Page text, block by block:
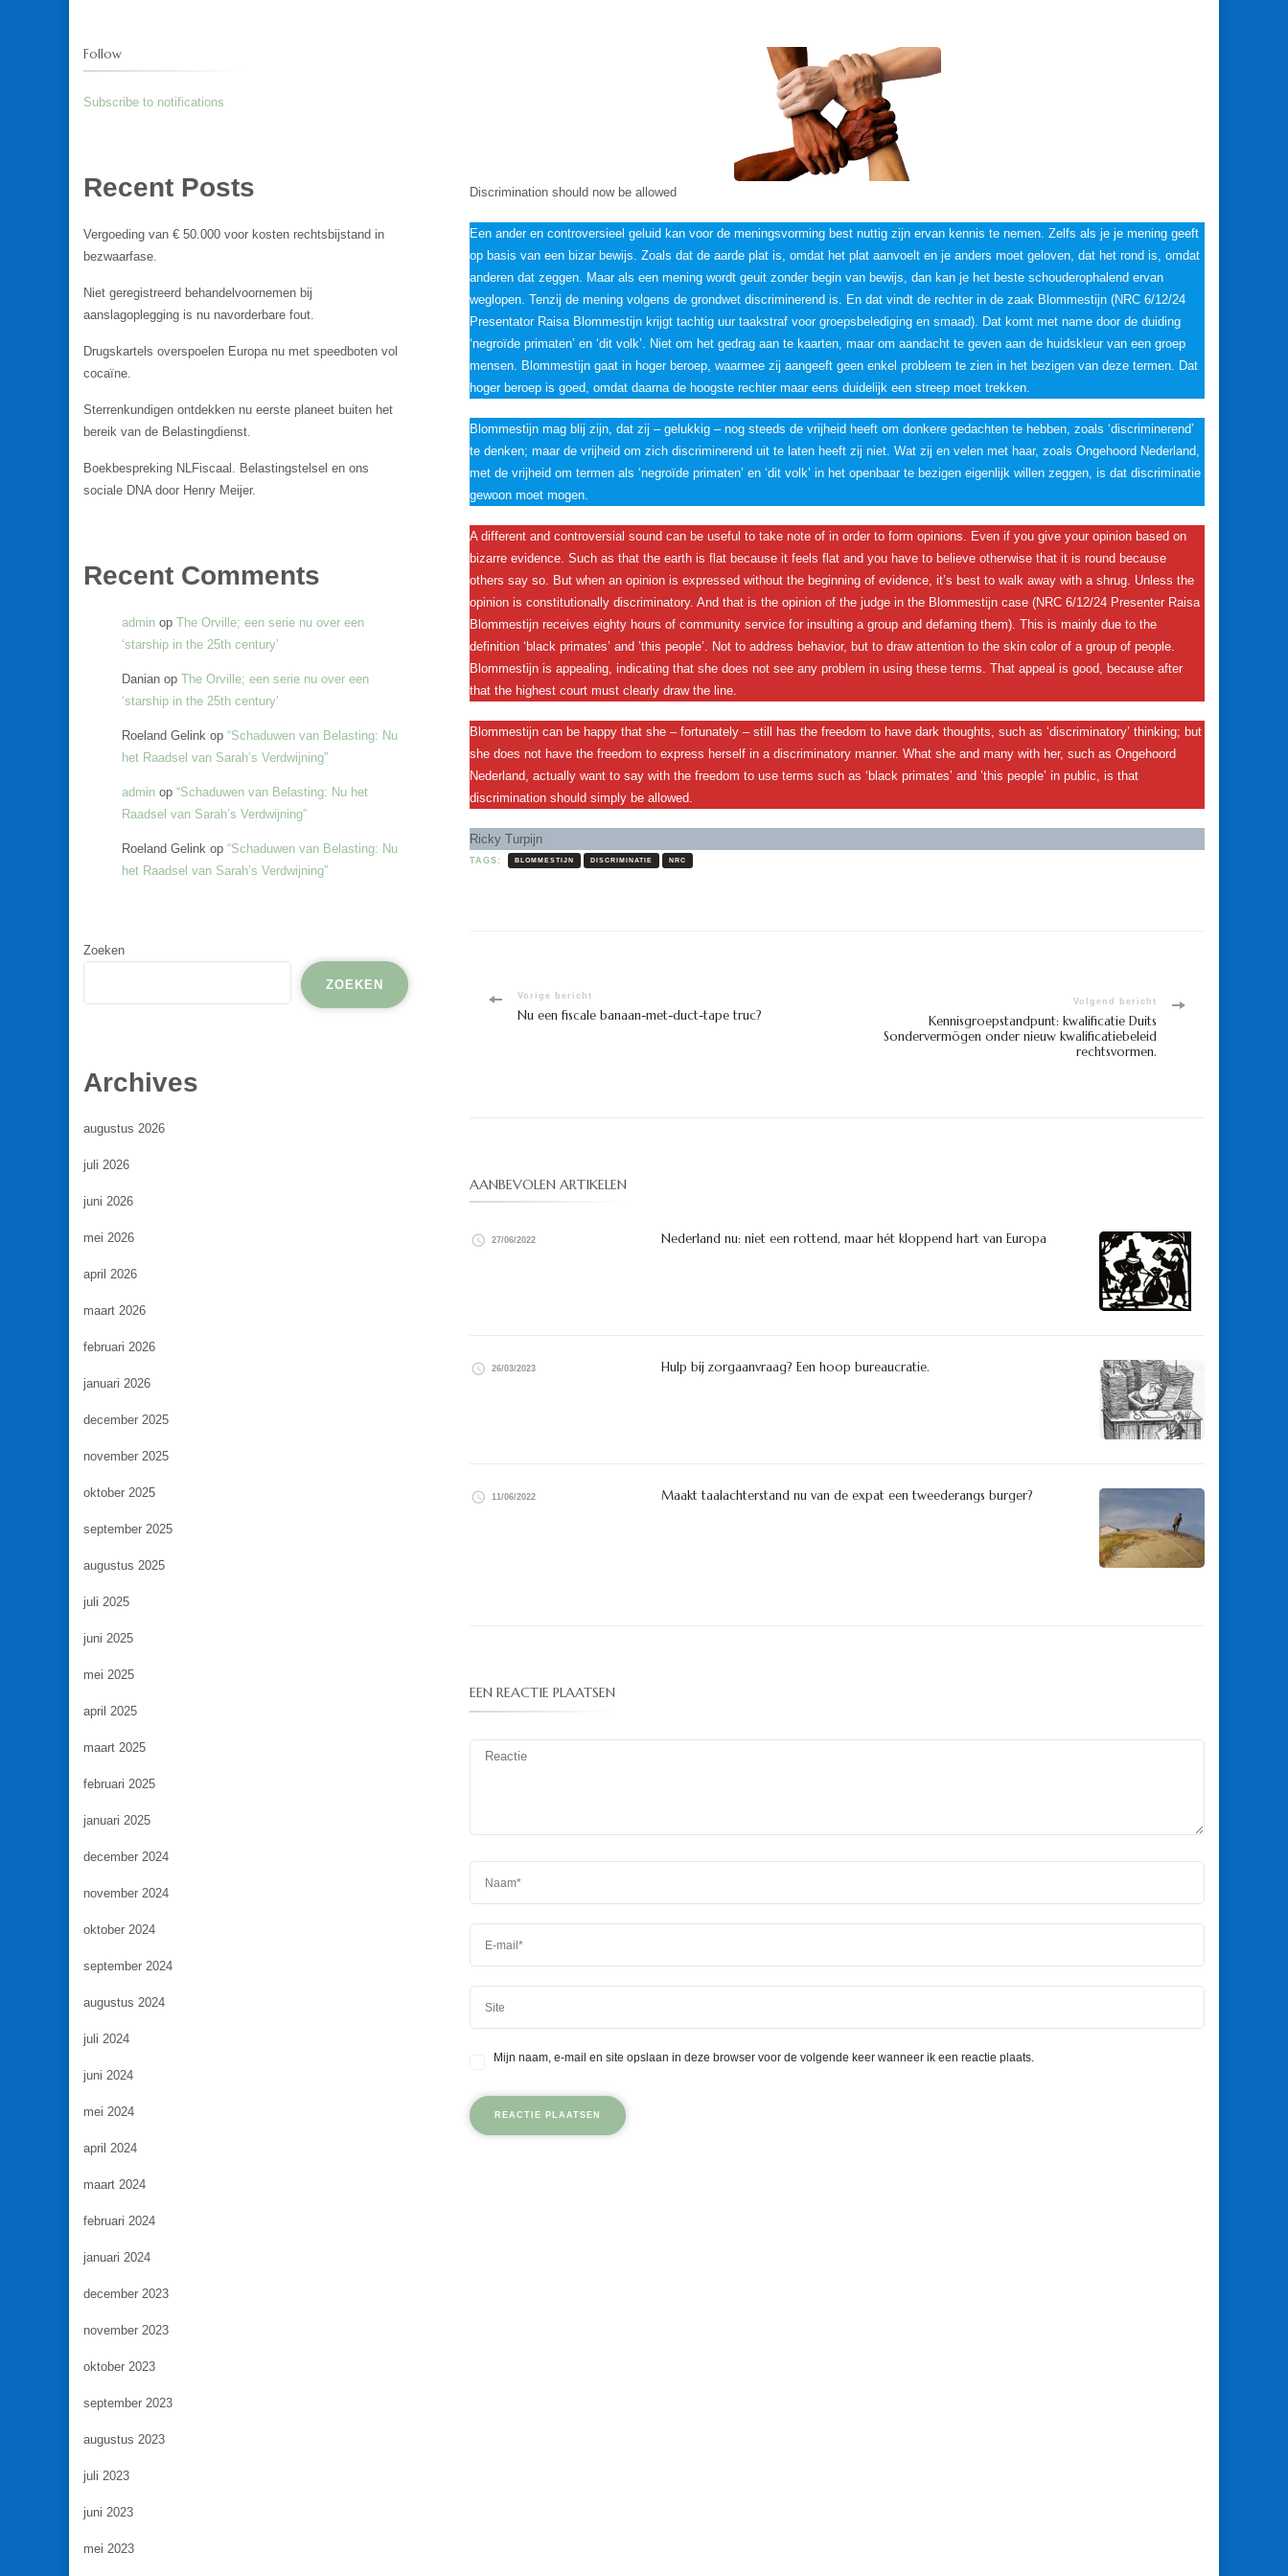
Discrimination should now be allowed
Een ander en controversieel geluid kan voor de meningsvorming best nuttig zijn ervan kennis te nemen. Zelfs als je je mening geeft
op basis van een bizar bewijs. Zoals dat de aarde plat is, omdat het plat aanvoelt en je anders moet geloven, dat het rond is, omdat
anderen dat zeggen. Maar als een mening wordt geuit zonder begin van bewijs, dan kan je het beste schouderophalend ervan
weglopen. Tenzij de mening volgens de grondwet discriminerend is. En dat vindt de rechter in de zaak Blommestijn (NRC 6/12/24
Presentator Raisa Blommestijn krijgt tachtig uur taakstraf voor groepsbelediging en smaad). Dat komt met name door de duiding
‘negroïde primaten’ en ‘dit volk’. Niet om het gedrag aan te kaarten, maar om aandacht te geven aan de huidskleur van een groep
mensen. Blommestijn gaat in hoger beroep, waarmee zij aangeeft geen enkel probleem te zien in het bezigen van deze termen. Dat
hoger beroep is goed, omdat daarna de hoogste rechter maar eens duidelijk een streep moet trekken.
Blommestijn mag blij zijn, dat zij – gelukkig – nog steeds de vrijheid heeft om donkere gedachten te hebben, zoals ‘discriminerend’
te denken; maar de vrijheid om zich discriminerend uit te laten heeft zij niet. Wat zij en velen met haar, zoals Ongehoord Nederland,
met de vrijheid om termen als ‘negroïde primaten’ en ‘dit volk’ in het openbaar te bezigen eigenlijk willen zeggen, is dat discriminatie
gewoon moet mogen.
A different and controversial sound can be useful to take note of in order to form opinions. Even if you give your opinion based on
bizarre evidence. Such as that the earth is flat because it feels flat and you have to believe otherwise that it is round because
others say so. But when an opinion is expressed without the beginning of evidence, it’s best to walk away with a shrug. Unless the
opinion is constitutionally discriminatory. And that is the opinion of the judge in the Blommestijn case (NRC 6/12/24 Presenter Raisa
Blommestijn receives eighty hours of community service for insulting a group and defaming them). This is mainly due to the
definition ‘black primates’ and ’this people’. Not to address behavior, but to draw attention to the skin color of a group of people.
Blommestijn is appealing, indicating that she does not see any problem in using these terms. That appeal is good, because after
that the highest court must clearly draw the line.
Blommestijn can be happy that she – fortunately – still has the freedom to have dark thoughts, such as ‘discriminatory’ thinking; but
she does not have the freedom to express herself in a discriminatory manner. What she and many with her, such as Ongehoord
Nederland, actually want to say with the freedom to use terms such as ‘black primates’ and ’this people’ in public, is that
discrimination should simply be allowed.
Ricky Turpijn
TAGS: BLOMMESTIJN DISCRIMINATIE NRC
Bericht
Vorige bericht
Nu een fiscale banaan-met-duct-tape truc?
Volgend bericht
Kennisgroepstandpunt: kwalificatie Duits
Sondervermögen onder nieuw kwalificatiebeleid
rechtsvormen.
AANBEVOLEN ARTIKELEN
27/06/2022 Nederland nu: niet een rottend, maar hét kloppend hart van Europa
26/03/2023 Hulp bij zorgaanvraag? Een hoop bureaucratie.
11/06/2022 Maakt taalachterstand nu van de expat een tweederangs burger?
EEN REACTIE PLAATSEN
Mijn naam, e-mail en site opslaan in deze browser voor de volgende keer wanneer ik een reactie plaats.
Follow
Subscribe to notifications
Recent Posts
Vergoeding van € 50.000 voor kosten rechtsbijstand in
bezwaarfase.
Niet geregistreerd behandelvoornemen bij
aanslagoplegging is nu navorderbare fout.
Drugskartels overspoelen Europa nu met speedboten vol
cocaïne.
Sterrenkundigen ontdekken nu eerste planeet buiten het
bereik van de Belastingdienst.
Boekbespreking NLFiscaal. Belastingstelsel en ons
sociale DNA door Henry Meijer.
Recent Comments
admin op The Orville; een serie nu over een
‘starship in the 25th century’
Danian op The Orville; een serie nu over een
‘starship in the 25th century’
Roeland Gelink op “Schaduwen van Belasting: Nu
het Raadsel van Sarah’s Verdwijning”
admin op “Schaduwen van Belasting: Nu het
Raadsel van Sarah’s Verdwijning”
Roeland Gelink op “Schaduwen van Belasting: Nu
het Raadsel van Sarah’s Verdwijning”
Zoeken
ZOEKEN
Archives
augustus 2026
juli 2026
juni 2026
mei 2026
april 2026
maart 2026
februari 2026
januari 2026
december 2025
november 2025
oktober 2025
september 2025
augustus 2025
juli 2025
juni 2025
mei 2025
april 2025
maart 2025
februari 2025
januari 2025
december 2024
november 2024
oktober 2024
september 2024
augustus 2024
juli 2024
juni 2024
mei 2024
april 2024
maart 2024
februari 2024
januari 2024
december 2023
november 2023
oktober 2023
september 2023
augustus 2023
juli 2023
juni 2023
mei 2023